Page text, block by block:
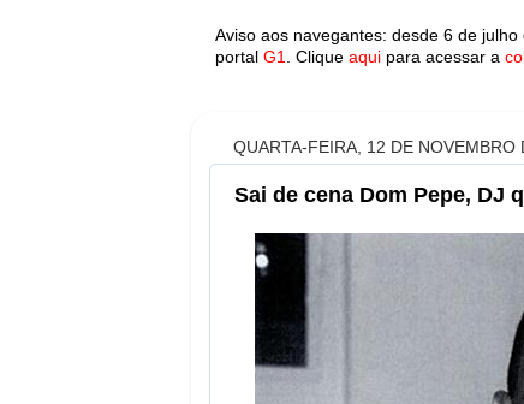
Aviso aos navegantes: desde 6 de
portal G1 Clique aqui para acessar a
QUARTA-FEIRA, 12 DE NOVEMBRO
Sai de cena Dom Pepe, DJ